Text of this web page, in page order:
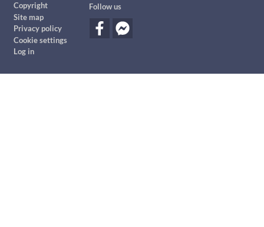
Copyright
Site map
Privacy policy
Cookie settings
Log in
Follow us